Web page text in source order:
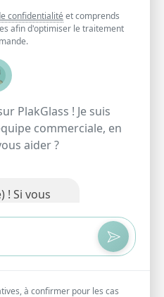
Générales du paiement
fois FLOA
confidentialité et comprends
afin d'optimiser le traitement
PlakGlass ! Je suis
commerciale, en
aider ?
! Si vous
à confirmer pour les cas